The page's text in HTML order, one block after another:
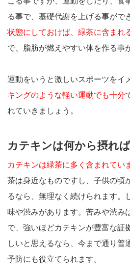
る事で、基礎代謝を上げる事がで
状態にしておけば、緑茶に含まれ
で、脂肪が燃えやすい体を作る事
運動をいうと激しいスポーツをイ
キングのような軽い運動でも十分
れていきましょう。
カテキンは何から摂れ
カテキンは緑茶に多く含まれてい
茶は身近なものですし、子供の頃
るなら、無理なく続けられます。
味や渋みがあります。苦みや渋み
で、強いほどカテキンが豊富な証
しいと思えるなら、今まで通り普
予防にも役立てられます。